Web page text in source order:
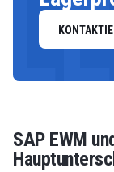
SAP EWM